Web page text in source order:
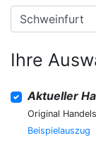
Ihre
Aktueller
Original
Beispielauszug